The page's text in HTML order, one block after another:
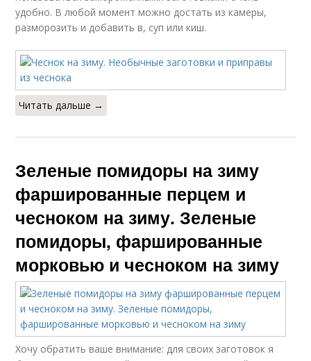
удобно. В любой момент можно достать из камеры,
разморозить и добавить в, суп или киш.
Читать дальше →
Зеленые помидоры на зиму
фаршированные перцем и
чесноком на зиму. Зеленые
помидоры, фаршированные
морковью и чесноком на зиму
Хочу обратить ваше внимание: для своих заготовок я